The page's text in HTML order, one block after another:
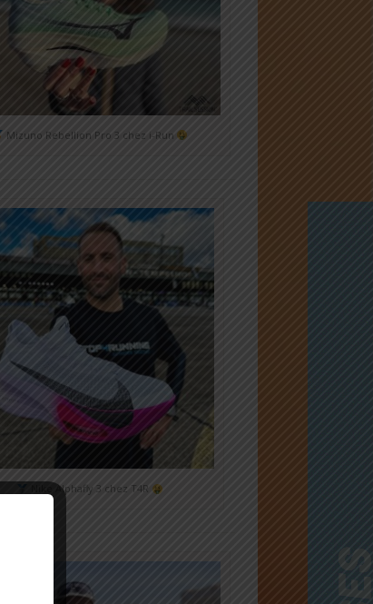
Mizuno Rebellion Pro 3 chez i-Run
Nike Alphafly 3 chez T4R